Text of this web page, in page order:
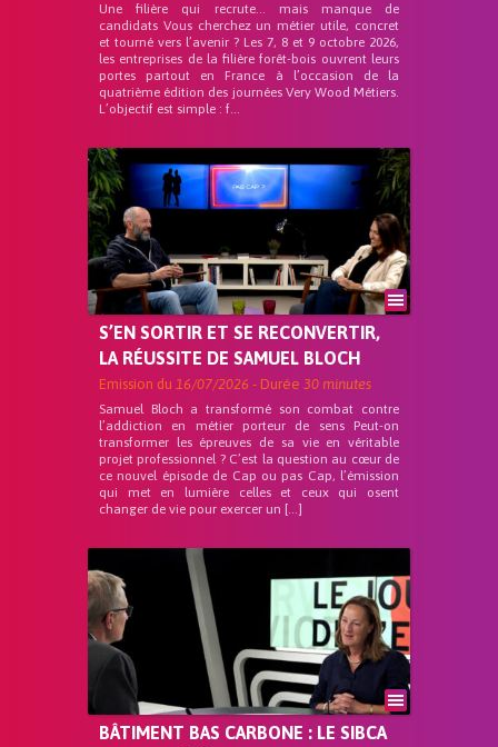
Une filière qui recrute… mais manque de
candidats Vous cherchez un métier utile, concret
et tourné vers l’avenir ? Les 7, 8 et 9 octobre 2026,
les entreprises de la filière forêt-bois ouvrent leurs
portes partout en France à l’occasion de la
quatrième édition des journées Very Wood Métiers.
L’objectif est simple : f...
S’EN SORTIR ET SE RECONVERTIR,
LA RÉUSSITE DE SAMUEL BLOCH
Emission du 16/07/2026 - Durée 30 minutes
Samuel Bloch a transformé son combat contre
l’addiction en métier porteur de sens Peut-on
transformer les épreuves de sa vie en véritable
projet professionnel ? C’est la question au cœur de
ce nouvel épisode de Cap ou pas Cap, l’émission
qui met en lumière celles et ceux qui osent
changer de vie pour exercer un […]
BÂTIMENT BAS CARBONE : LE SIBCA